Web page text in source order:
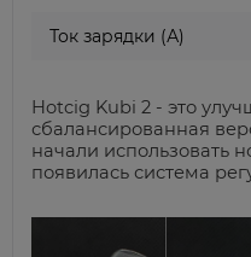
Ток зарядки (А)
Hotcig Kubi 2 - это
сбалансированная
начали использовать
появилась система